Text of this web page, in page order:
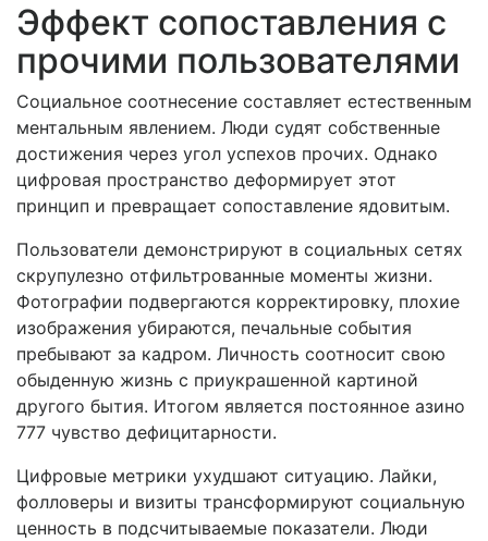
Эффект сопоставления с
прочими пользователями
Социальное соотнесение составляет естественным
ментальным явлением. Люди судят собственные
достижения через угол успехов прочих. Однако
цифровая пространство деформирует этот
принцип и превращает сопоставление ядовитым.
Пользователи демонстрируют в социальных сетях
скрупулезно отфильтрованные моменты жизни.
Фотографии подвергаются корректировку, плохие
изображения убираются, печальные события
пребывают за кадром. Личность соотносит свою
обыденную жизнь с приукрашенной картиной
другого бытия. Итогом является постоянное азино
777 чувство дефицитарности.
Цифровые метрики ухудшают ситуацию. Лайки,
фолловеры и визиты трансформируют социальную
ценность в подсчитываемые показатели. Люди